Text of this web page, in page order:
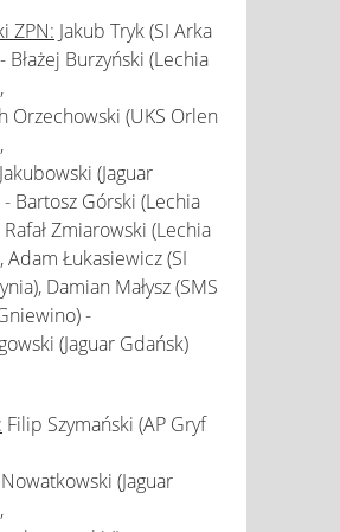
ZPN: Jakub Tryk (SI Arka
Błażej Burzyński (Lechia
Orzechowski (UKS Orlen
(Jaguar
- Bartosz Górski (Lechia
Zmiarowski (Lechia
Adam Łukasiewicz (SI
Damian Małysz (SMS
-
(Jaguar Gdańsk)
Filip Szymański (AP Gryf
(Jaguar